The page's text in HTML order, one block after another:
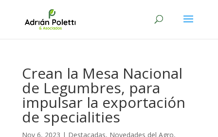
Crean la Mesa Nacional
de Legumbres, para
impulsar la exportación
de specialities
Nov 6, 2023 | Destacadas, Novedades del Agro,